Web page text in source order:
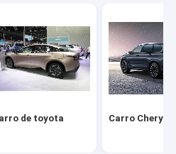
Co
de toyota Carro Chery